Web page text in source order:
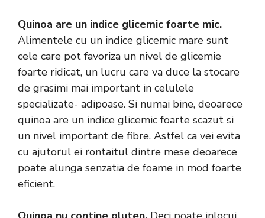
Quinoa are un indice glicemic foarte mic.
Alimentele cu un indice glicemic mare sunt
cele care pot favoriza un nivel de glicemie
foarte ridicat, un lucru care va duce la stocare
de grasimi mai important in celulele
specializate- adipoase. Si numai bine, deoarece
quinoa are un indice glicemic foarte scazut si
un nivel important de fibre. Astfel ca vei evita
cu ajutorul ei rontaitul dintre mese deoarece
poate alunga senzatia de foame in mod foarte
eficient.